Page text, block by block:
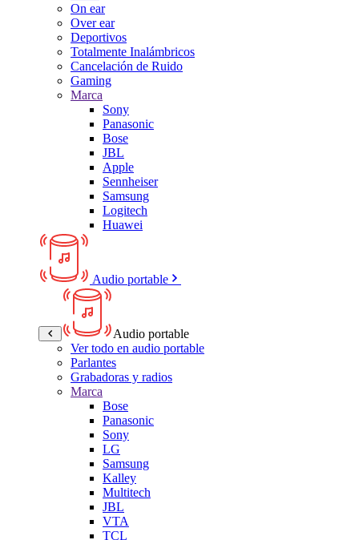
On ear
Over ear
Deportivos
Totalmente Inalámbricos
Cancelación de Ruido
Gaming
Marca
Sony
Panasonic
Bose
JBL
Apple
Sennheiser
Samsung
Logitech
Huawei
Audio portable
Audio portable
Ver todo en audio portable
Parlantes
Grabadoras y radios
Marca
Bose
Panasonic
Sony
LG
Samsung
Kalley
Multitech
JBL
VTA
TCL